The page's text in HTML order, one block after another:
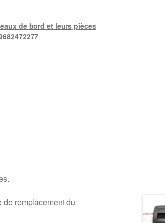
de bord et leurs pièces
de remplacement du